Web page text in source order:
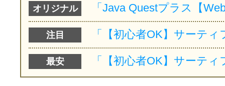
オリジナル
注目
最安